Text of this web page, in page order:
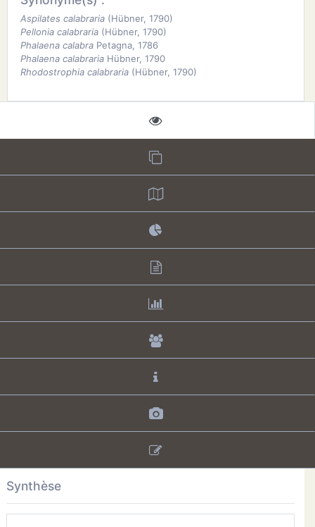
Aspilates calabraria(Hübner, 1790)
Pellonia calabraria(Hübner, 1790)
Phalaena calabraPetagna, 1786
Phalaena calabrariaHübner, 1790
Rhodostrophia calabraria(Hübner, 1790)
Synthèse